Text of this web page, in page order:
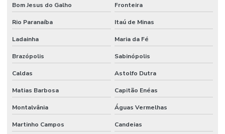
Válvula Para Sistema Hidráulico
Válvula Reguladora De Fluxo
Válvula Segurança
Válvula Solenoide
Vedações Chevron Em Minas Gerais
Bom Jesus do Galho Fronteira
Rio Paranaíba Itaú de Minas
Ladainha Maria da Fé
Brazópolis Sabinópolis
Caldas Astolfo Dutra
Matias Barbosa Capitão Enéas
Montalvânia Águas Vermelhas
Martinho Campos Candeias